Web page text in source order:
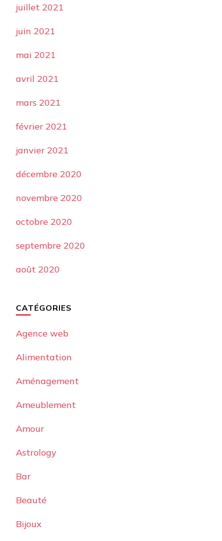
juillet 2021
juin 2021
mai 2021
avril 2021
mars 2021
février 2021
janvier 2021
décembre 2020
novembre 2020
octobre 2020
septembre 2020
août 2020
CATÉGORIES
Agence web
Alimentation
Aménagement
Ameublement
Amour
Astrology
Bar
Beauté
Bijoux